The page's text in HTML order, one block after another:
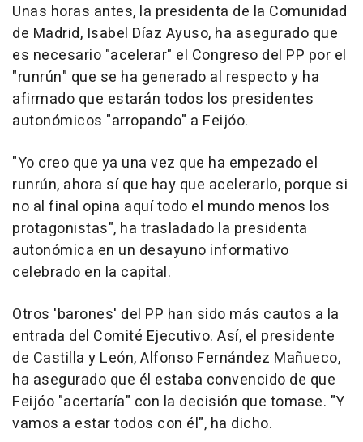
Unas horas antes, la presidenta de la Comunidad
de Madrid, Isabel Díaz Ayuso, ha asegurado que
es necesario "acelerar" el Congreso del PP por el
"runrún" que se ha generado al respecto y ha
afirmado que estarán todos los presidentes
autonómicos "arropando" a Feijóo.
"Yo creo que ya una vez que ha empezado el
runrún, ahora sí que hay que acelerarlo, porque si
no al final opina aquí todo el mundo menos los
protagonistas", ha trasladado la presidenta
autonómica en un desayuno informativo
celebrado en la capital.
Otros 'barones' del PP han sido más cautos a la
entrada del Comité Ejecutivo. Así, el presidente
de Castilla y León, Alfonso Fernández Mañueco,
ha asegurado que él estaba convencido de que
Feijóo "acertaría" con la decisión que tomase. "Y
vamos a estar todos con él", ha dicho.